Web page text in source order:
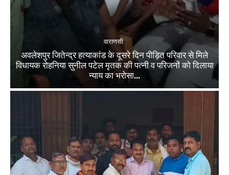
वाराणसी
अवलेशपुर जितेन्द्र हत्याकांड के दूसरे दिन पीड़ित परिवार से मिले
विधायक रोहनिया सुनील पटेल मृतक की पत्नी व परिजनों को दिलाया
न्याय का भरोसा...